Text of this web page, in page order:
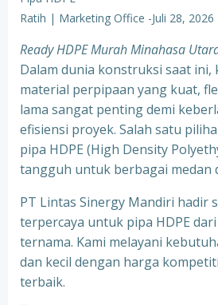
Ratih | Marketing Office -Juli 28, 2026
Ready HDPE Murah Minahasa
Dalam dunia konstruksi saat ini,
material perpipaan yang kuat,
lama sangat penting demi
efisiensi proyek. Salah satu
pipa HDPE (High Density
tangguh untuk berbagai medan
PT Lintas Sinergy Mandiri hadir
terpercaya untuk pipa HDPE
ternama. Kami melayani
dan kecil dengan harga
terbaik.